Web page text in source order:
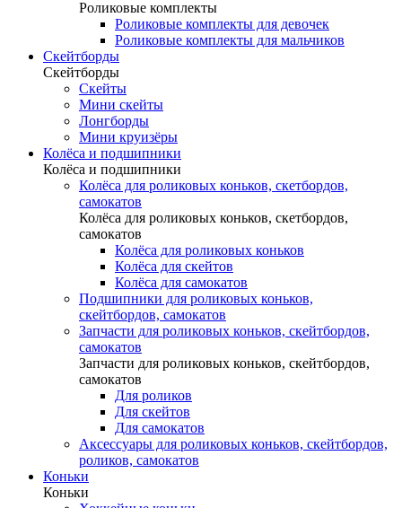
Роликовые комплекты
Роликовые комплекты для девочек
Роликовые комплекты для мальчиков
Скейтборды
Скейтборды
Скейты
Мини скейты
Лонгборды
Мини круизёры
Колёса и подшипники
Колёса и подшипники
Колёса для роликовых коньков, скетбордов,
самокатов
Колёса для роликовых коньков, скетбордов,
самокатов
Колёса для роликовых коньков
Колёса для скейтов
Колёса для самокатов
Подшипники для роликовых коньков,
скейтбордов, самокатов
Запчасти для роликовых коньков, скейтбордов,
самокатов
Запчасти для роликовых коньков, скейтбордов,
самокатов
Для роликов
Для скейтов
Для самокатов
Аксессуары для роликовых коньков, скейтбордов,
роликов, самокатов
Коньки
Коньки